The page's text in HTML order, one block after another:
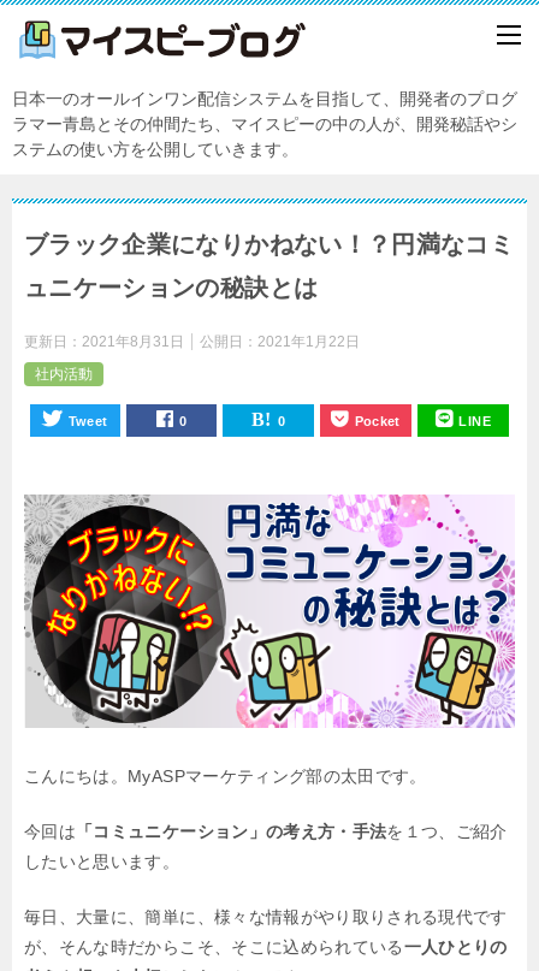
日本一のオールインワン配信システムを目指して、開発者のプログ
ラマー青島とその仲間たち、マイスピーの中の人が、開発秘話やシ
ステムの使い方を公開していきます。
ブラック企業になりかねない！？円満なコミ
ュニケーションの秘訣とは
更新日： 2021年8月31日 公開日： 2021年1月22日
社内活動
Tweet 0 0 Pocket LINE
こんにちは。MyASPマーケティング部の太田です。
今回は 「コミュニケーション」の考え方・手法を１つ、ご紹介
したいと思います。
毎日、大量に、簡単に、様々な情報がやり取りされる現代です
が、そんな時だからこそ、そこに込められている一人ひとりの